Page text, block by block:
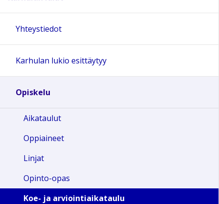
Yhteystiedot
Karhulan lukio esittäytyy
Opiskelu
Aikataulut
Oppiaineet
Linjat
Opinto-opas
Koe- ja arviointiaikataulu